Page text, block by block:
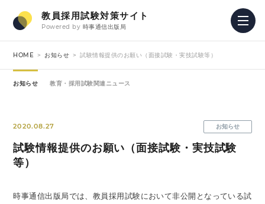
教員採用試験対策サイト
Powered by 時事通信出版局
HOME お知らせ 試験情報提供のお願い（面接試験・実技試験等）
お知らせ 教育・採用試験関連ニュース
2020.08.27 お知らせ
試験情報提供のお願い（面接試験・実技試験
等）
時事通信出版局では、教員採用試験において非公開となっている試